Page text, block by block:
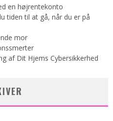
en højrentekonto
tiden til at gå, når du er på
mor
af Dit Hjems Cybersikkerhed